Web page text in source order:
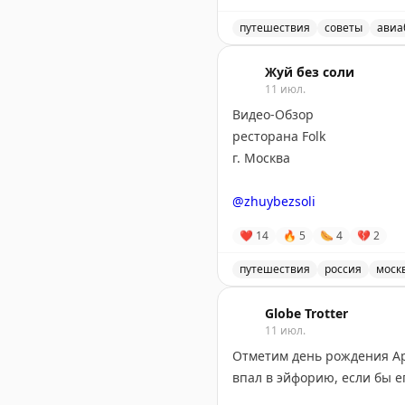
штатов США за 35 лет.
Вашингтоне, Гуаме,
побережьем и отличным
Эти истории показывают,
серьёзных
путешествия советы
Жуй без соли
11 июл.
Видео-Обзор
ресторана Folk
г. Москва
@zhuybezsoli
❤ 14 🔥 5 🌭 4 💔 2
путешествия россия
Globe Trotter
11 июл.
Отметим день рождения
впал в эйфорию, если бы